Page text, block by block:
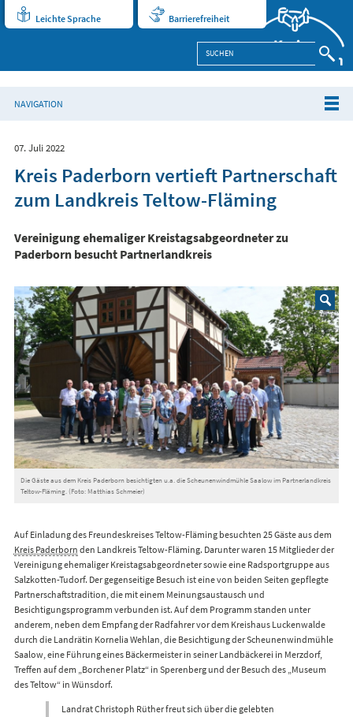
Leichte Sprache Barrierefreiheit
NAVIGATION
07. Juli 2022
Kreis Paderborn vertieft Partnerschaft
zum Landkreis Teltow-Fläming
Vereinigung ehemaliger Kreistagsabgeordneter zu
Paderborn besucht Partnerlandkreis
Die Gäste aus dem Kreis Paderborn besichtigten u.a. die Scheunenwindmühle Saalow im Partnerlandkreis
Teltow-Fläming. (Foto: Matthias Schmeier)
Auf Einladung des Freundeskreises Teltow-Fläming besuchten 25 Gäste aus dem
Kreis Paderborn den Landkreis Teltow-Fläming. Darunter waren 15 Mitglieder der
Vereinigung ehemaliger Kreistagsabgeordneter sowie eine Radsportgruppe aus
Salzkotten-Tudorf. Der gegenseitige Besuch ist eine von beiden Seiten gepflegte
Partnerschaftstradition, die mit einem Meinungsaustausch und
Besichtigungsprogramm verbunden ist. Auf dem Programm standen unter
anderem, neben dem Empfang der Radfahrer vor dem Kreishaus Luckenwalde
durch die Landrätin Kornelia Wehlan, die Besichtigung der Scheunenwindmühle
Saalow, eine Führung eines Bäckermeister in seiner Landbäckerei in Merzdorf,
Treffen auf dem „Borchener Platz“ in Sperenberg und der Besuch des „Museum
des Teltow“ in Wünsdorf.
Landrat Christoph Rüther freut sich über die gelebten